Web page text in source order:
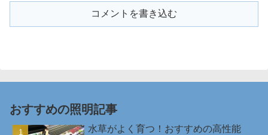
コメントを書き込む
おすすめの照明記事
水草がよく育つ！おすすめの高性能